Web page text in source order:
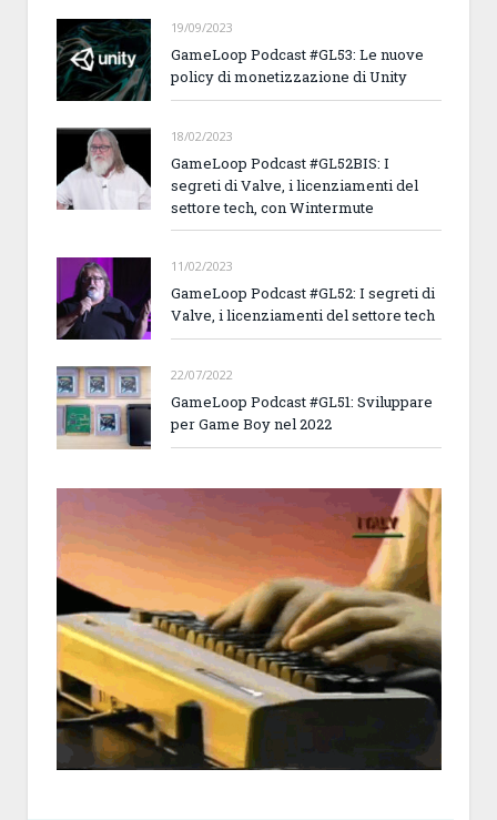
19/09/2023
GameLoop Podcast #GL53: Le nuove
policy di monetizzazione di Unity
18/02/2023
GameLoop Podcast #GL52BIS: I
segreti di Valve, i licenziamenti del
settore tech, con Wintermute
11/02/2023
GameLoop Podcast #GL52: I segreti di
Valve, i licenziamenti del settore tech
22/07/2022
GameLoop Podcast #GL51: Sviluppare
per Game Boy nel 2022